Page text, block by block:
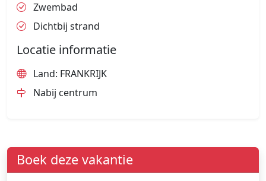
Zwembad
Dichtbij strand
Locatie informatie
Land: FRANKRIJK
Nabij centrum
Boek deze vakantie